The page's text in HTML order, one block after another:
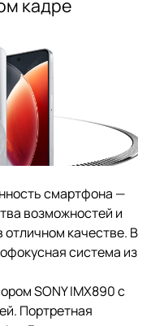
кадре
смартфона —
возможностей и
качестве. В
система из
SONY IMX890 с
Портретная